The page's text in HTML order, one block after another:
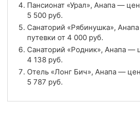
Цена в сутки от5 787руб.
Рейтинг 4.3
Отзывы 3 отзывов
Отель «Алеан Фэмили Ривьера»,
Цена в сутки
Пансионат «Урал», Анапа —
5 500 руб.
Санаторий «Рябинушка»,
путевки от 4 000 руб.
Санаторий «Родник», Анапа —
4 138 руб.
Отель «Лонг Бич», Анапа —
5 787 руб.